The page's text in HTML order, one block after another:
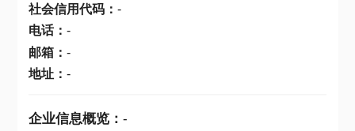
社会信用代码： -
电话： -
邮箱： -
地址： -
企业信息概览： -